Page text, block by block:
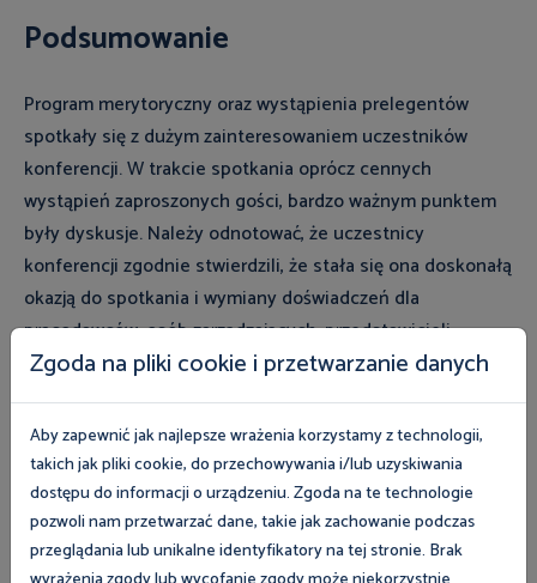
Podsumowanie
Program merytoryczny oraz wystąpienia prelegentów
spotkały się z dużym zainteresowaniem uczestników
konferencji. W trakcie spotkania oprócz cennych
wystąpień zaproszonych gości, bardzo ważnym punktem
były dyskusje. Należy odnotować, że uczestnicy
konferencji zgodnie stwierdzili, że stała się ona doskonałą
okazją do spotkania i wymiany doświadczeń dla
pracodawców, osób zarządzających, przedstawicieli
administracji publicznej i samorządu, ekspertów prawa
pracy, przedstawicieli uczelni wyższych oraz praktyków
prawa. Wydarzenie odbyło się we Wrocławiu
nieprzypadkowo. Miasto od lat realizuje program „Bez
barier", rozumiejąc dostępność szeroko – nie tylko jako
infrastrukturę, ale jako warunek pełnego uczestnictwa w
życiu zawodowym i społecznym. Zaangażowanie Miasta
Zgoda na pliki cookie i przetwarzanie danych
Aby zapewnić jak najlepsze wrażenia korzystamy z technologii,
takich jak pliki cookie, do przechowywania i/lub uzyskiwania
dostępu do informacji o urządzeniu. Zgoda na te technologie
pozwoli nam przetwarzać dane, takie jak zachowanie podczas
przeglądania lub unikalne identyfikatory na tej stronie. Brak